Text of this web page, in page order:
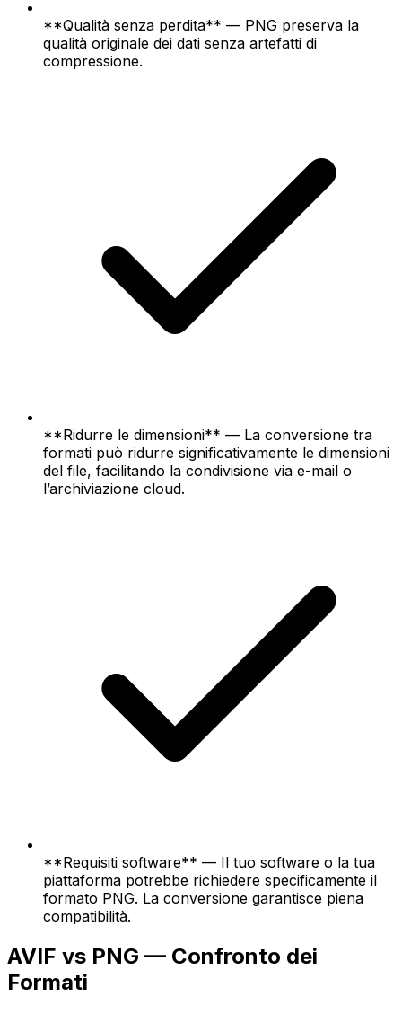
**Qualità senza perdita** — PNG preserva la
qualità originale dei dati senza artefatti di
compressione.
**Ridurre le dimensioni** — La conversione tra
formati può ridurre significativamente le dimensioni
del file, facilitando la condivisione via e-mail o
l’archiviazione cloud.
**Requisiti software** — Il tuo software o la tua
piattaforma potrebbe richiedere specificamente il
formato PNG. La conversione garantisce piena
compatibilità.
AVIF vs PNG — Confronto dei
Formati